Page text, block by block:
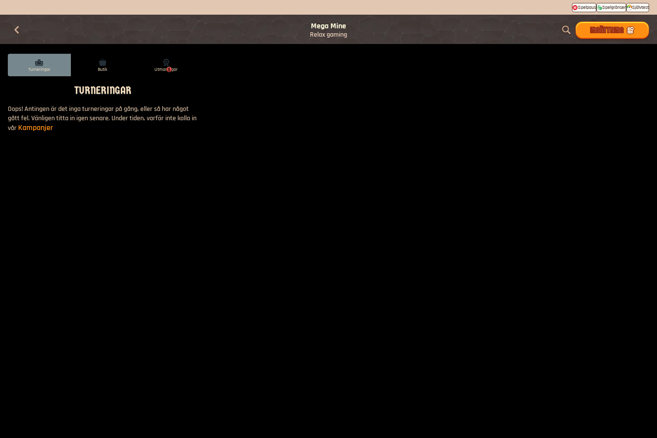
Spelpaus Spelgränser Självtest
Mega Mine
Relax gaming INSÄTTNING
Turneringar Butik 1
Utmaningar
TURNERINGAR
Oops! Antingen är det inga turneringar på gång, eller så har något
gått fel. Vänligen titta in igen senare. Under tiden, varför inte kolla in
vår Kampanjer